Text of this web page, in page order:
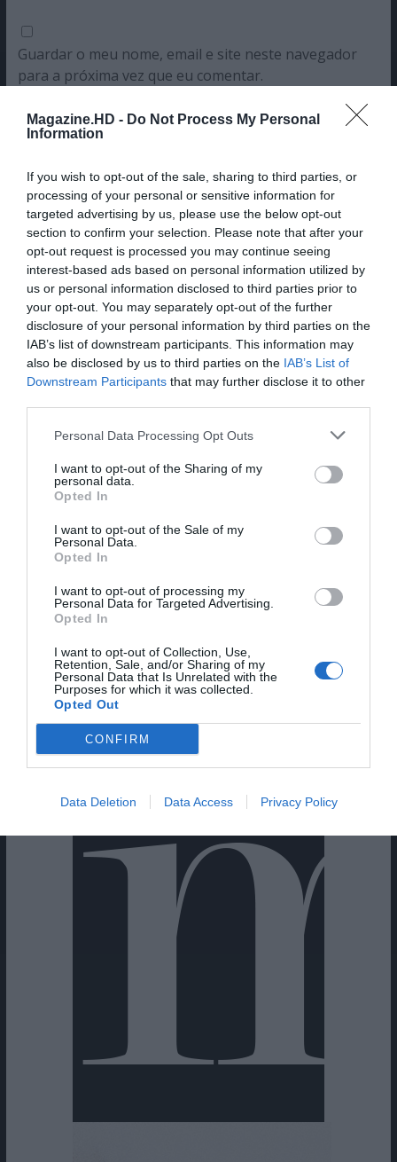
Magazine.HD - Do Not Process My Personal
Information
If you wish to opt-out of the sale, sharing to third parties, or
processing of your personal or sensitive information for
targeted advertising by us, please use the below opt-out
section to confirm your selection. Please note that after your
opt-out request is processed you may continue seeing
interest-based ads based on personal information utilized by
us or personal information disclosed to third parties prior to
your opt-out. You may separately opt-out of the further
disclosure of your personal information by third parties on the
IAB’s list of downstream participants. This information may
also be disclosed by us to third parties on the IAB’s List of
Downstream Participants that may further disclose it to other
Personal Data Processing Opt Outs
I want to opt-out of the Sharing of my
personal data.
Opted In
I want to opt-out of the Sale of my
Personal Data.
Opted In
I want to opt-out of processing my
Personal Data for Targeted Advertising.
Opted In
I want to opt-out of Collection, Use,
Retention, Sale, and/or Sharing of my
Personal Data that Is Unrelated with the
Purposes for which it was collected.
Opted Out
CONFIRM
Data Deletion Data Access Privacy Policy
Guardar o meu nome, email e site neste navegador
para a próxima vez que eu comentar.
Sim, adicione-me à mailing list da Newsletter MHD
Cine Estreias HD